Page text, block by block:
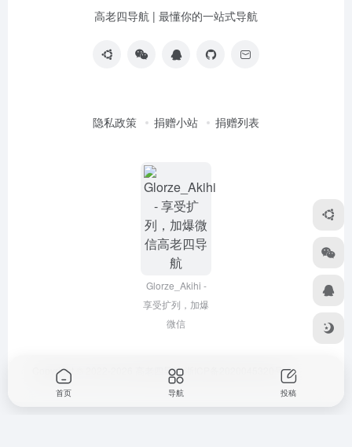
高老四导航 | 最懂你的一站式导航
隐私政策 捐赠小站 捐赠列表
Glorze_Akihi -
享受扩列，加爆
微信
Copyright © 2022-2026 高老四导航 浙ICP备2020045320号-3
首页 导航 投稿